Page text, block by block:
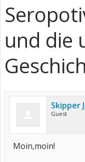
und die
Skipper
Guest
Moin,moin!